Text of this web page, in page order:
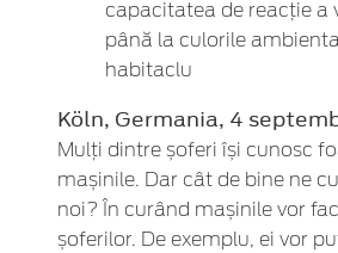
capacitatea de reacție a
până la culorile
habitaclu
Köln, Germania, 4
Mulți dintre șoferi își cunosc
mașinile. Dar cât de bine ne
noi? În curând mașinile vor
șoferilor. De exemplu, ei vor